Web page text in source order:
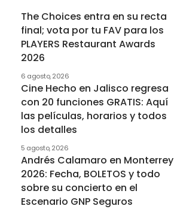
The Choices entra en su recta
final; vota por tu FAV para los
PLAYERS Restaurant Awards
2026
6 agosto, 2026
Cine Hecho en Jalisco regresa
con 20 funciones GRATIS: Aquí
las películas, horarios y todos
los detalles
5 agosto, 2026
Andrés Calamaro en Monterrey
2026: Fecha, BOLETOS y todo
sobre su concierto en el
Escenario GNP Seguros